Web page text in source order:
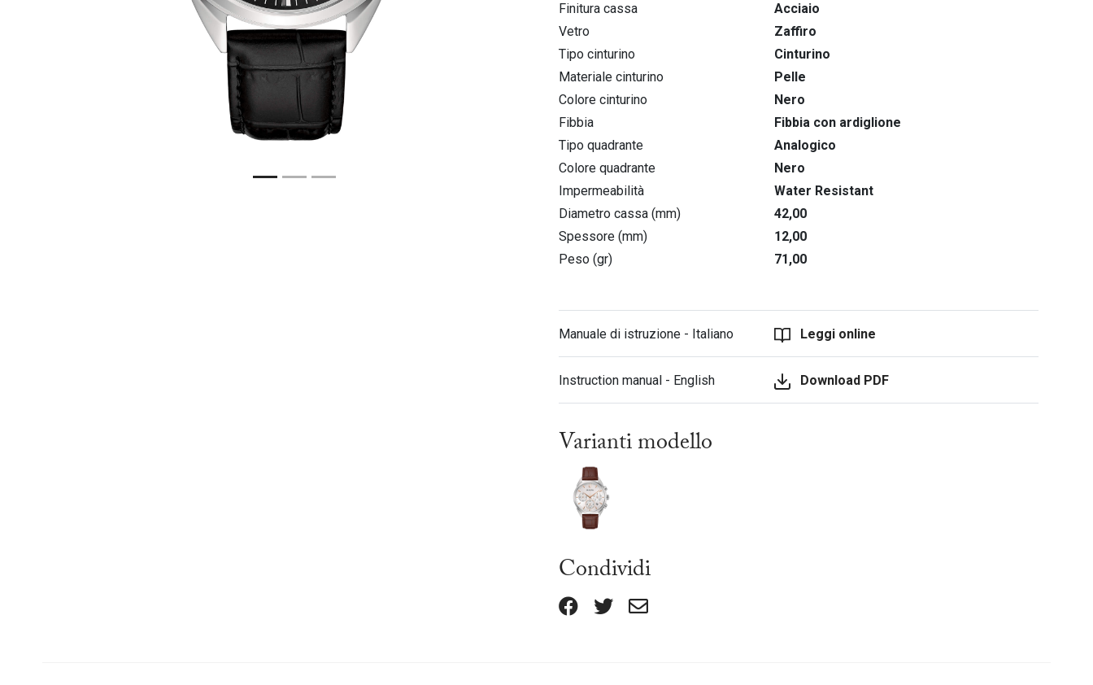
Jet Star
Lunar pilot
Maquina
Marine star
Surveyor
Sutton
Wilton
Finitura cassa
Acciaio
Vetro
Zaffiro
Tipo cinturino
Cinturino
Materiale cinturino
Pelle
Colore cinturino
Nero
Fibbia
Fibbia con ardiglione
Tipo quadrante
Analogico
Colore quadrante
Nero
Impermeabilità
Water Resistant
Diametro cassa (mm)
42,00
Spessore (mm)
12,00
Peso (gr)
71,00
Manuale di istruzione - Italiano Leggi online
Instruction manual - English Download PDF
Varianti modello
Condividi